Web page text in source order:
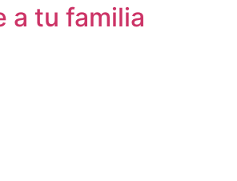
a tu familia